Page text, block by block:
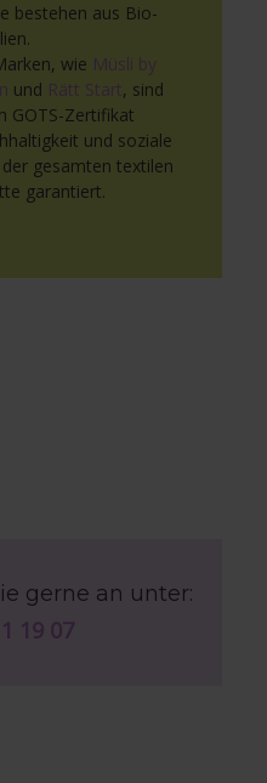
bestehen aus Bio-
wie Müsli by
und Rätt Start, sind
GOTS-Zertifikat
und soziale
gesamten textilen
garantiert.
gerne an unter:
19 07